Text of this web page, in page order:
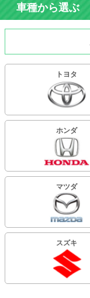
車種から選ぶ
トヨタ
ホンダ
マツダ
スズキ